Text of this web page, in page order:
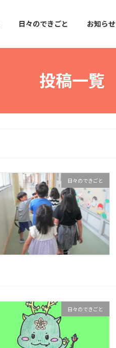
日々のできごと お知らせ
投稿一覧
日々のできごと
日々のできごと